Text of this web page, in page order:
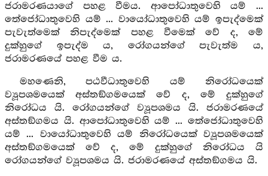
ජරාමරණයාගේ පහළ වීමය. ආපෝධාතුවෙහි යම් ...
තේජෝධාතුවෙහි යම් ... වායෝධාතුවෙහි යම් ඉපැද්මෙක්
පැවැත්මෙක් නිපැද්මෙක් පහළ වීමෙක් වේ ද, මේ
දුක්හුගේ ඉපැද්ම ය, රෝගයන්ගේ පැවැත්ම ය,
ජරාමරණයේ පහළ වීම ය.
මහණෙනි, පඨවීධාතුවෙහි යම් නිරෝධයෙක්
ව්‍යූපශමයෙක් අස්තඞ්ගමයෙක් වේ ද, මේ දුක්හුගේ
නිරෝධය යි. රෝගයන්ගේ ව්‍යූපශමය යි. ජරාමරණයේ
අස්තඞ්ගමය යි. ආපෝධාතුවෙහි යම් ... තේජෝධාතුවෙහි
යම් ... වායෝධාතුවෙහි යම් නිරෝධයෙක් ව්‍යූපශමයෙක්
අස්තඞ්ගමයෙක් වේ ද, මේ දුක්හුගේ නිරෝධය යි
රෝගයන්ගේ ව්‍යූපශමය යි. ජරාමරණයේ අස්තඞ්ගමය යි.